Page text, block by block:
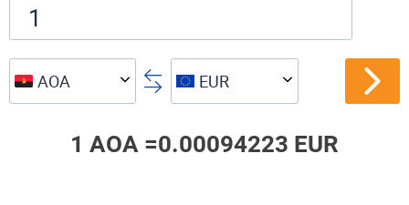
AOA EUR
1 AOA =0.00094223 EUR